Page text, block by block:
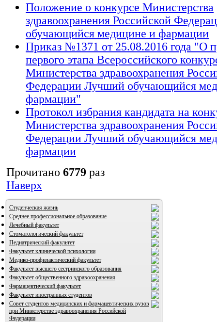
Положение о конкурсе Министерства
здравоохранения Российской
обучающийся медицине и фармации
Приказ №1371 от 25.08.2016 года "О
первого этапа Всероссийского
Министерства здравоохранения
Федерации Лучший обучающийся
фармации"
Протокол избрания кандидата на
Министерства здравоохранения
Федерации Лучший обучающийся
фармации
Прочитано 6779 раз
Наверх
Студенческая жизнь
Среднее профессиональное образование
Лечебный факультет
Стоматологический факультет
Педиатрический факультет
Факультет клинической психологии
Медико-профилактический факультет
Факультет высшего сестринского образования
Факультет общественного здравоохранения
Фармацевтический факультет
Факультет иностранных студентов
Совет студентов медицинских и фармацевтических вузов
при Министерстве здравоохранения Российской
Федерации